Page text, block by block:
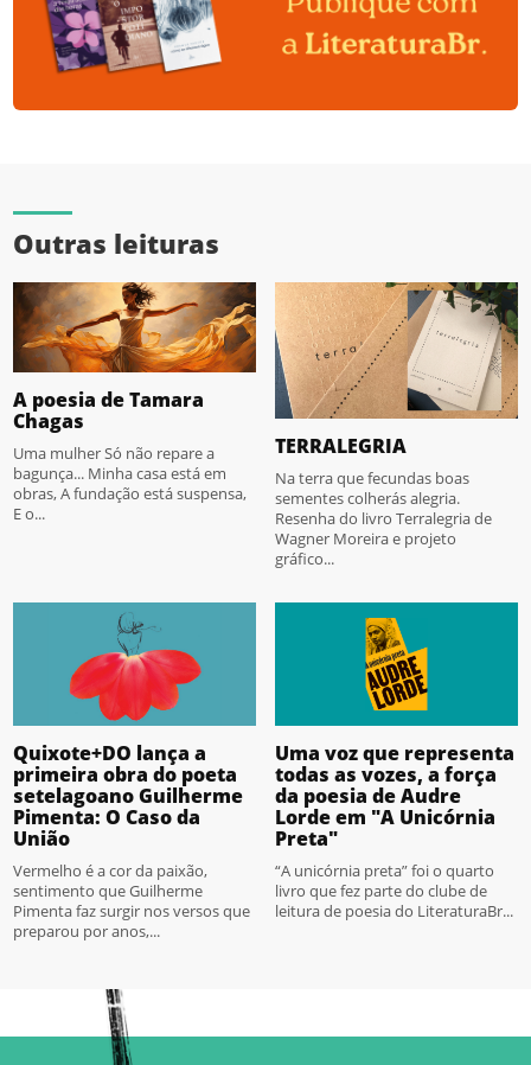
Outras leituras
A poesia de Tamara
Chagas
Uma mulher Só não repare a
bagunça... Minha casa está em
obras, A fundação está suspensa,
E o...
TERRALEGRIA
Na terra que fecundas boas
sementes colherás alegria.
Resenha do livro Terralegria de
Wagner Moreira e projeto
gráfico...
Quixote+DO lança a
primeira obra do poeta
setelagoano Guilherme
Pimenta: O Caso da
União
Vermelho é a cor da paixão,
sentimento que Guilherme
Pimenta faz surgir nos versos que
preparou por anos,...
Uma voz que representa
todas as vozes, a força
da poesia de Audre
Lorde em "A Unicórnia
Preta"
“A unicórnia preta” foi o quarto
livro que fez parte do clube de
leitura de poesia do LiteraturaBr...